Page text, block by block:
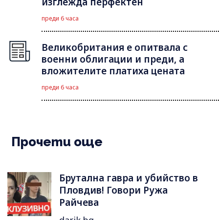
преди 6 часа
Великобритания е опитвала с
военни облигации и преди, а
вложителите платиха цената
преди 6 часа
Прочети още
Брутална гавра и убийство в
Пловдив! Говори Ружа
Райчева